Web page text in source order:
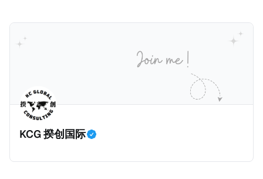
元且全款购房征收新税，而且未来扩展至纽约州所有售
价超过100万美元的现金购房，包括郊区和北部地区的
房产。新税将为购房价格的1%，由买方支付。纽约市的
这项税收预计就能筹集1.6亿美元，用于填补该市的预算
缺口。 根据非营利组织纽约市社区中心汇编的数据，
2025年上半年纽约市近1.8万笔交易中，全款交易占了
60%以上。报告发现，在曼哈顿，2025年1月至6月期
间，超过300万美元的房产交易中，90%都是全款交易
KCG 揆创国际